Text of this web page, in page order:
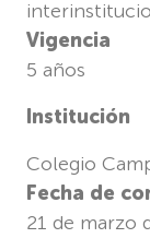
Vigencia
5 años
Institución
Colegio
Fecha de
21 de marzo